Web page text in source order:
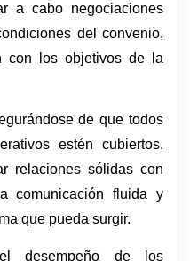
a cabo negociaciones
del convenio,
con los objetivos de la
de que todos
estén cubiertos.
relaciones sólidas con
comunicación fluida y
que pueda surgir.
desempeño de los